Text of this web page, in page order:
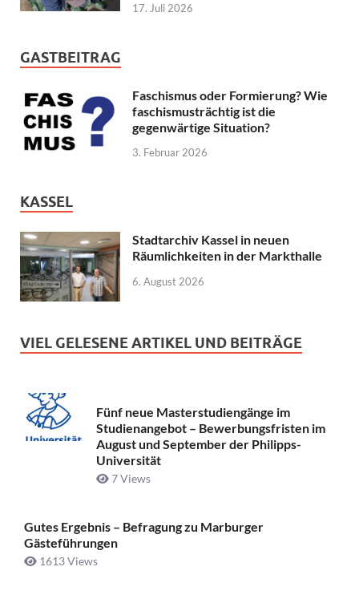
17. Juli 2026
GASTBEITRAG
Faschismus oder Formierung? Wie
faschismusträchtig ist die
gegenwärtige Situation?
3. Februar 2026
KASSEL
Stadtarchiv Kassel in neuen
Räumlichkeiten in der Markthalle
6. August 2026
VIEL GELESENE ARTIKEL UND BEITRÄGE
Fünf neue Masterstudiengänge im
Studienangebot – Bewerbungsfristen im
August und September der Philipps-
Universität
7 Views
Gutes Ergebnis – Befragung zu Marburger
Gästeführungen
1613 Views